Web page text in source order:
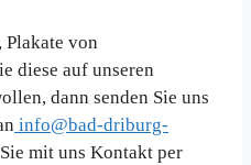
Plakate von
diese auf unseren
dann senden Sie uns
info@bad-driburg-
mit uns Kontakt per